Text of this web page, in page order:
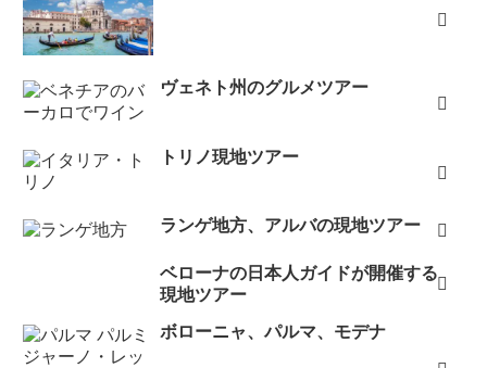
ヴェネト州のグルメツアー
トリノ現地ツアー
ランゲ地方、アルバの現地ツアー
ベローナの日本人ガイドが開催する
現地ツアー
ボローニャ、パルマ、モデナ